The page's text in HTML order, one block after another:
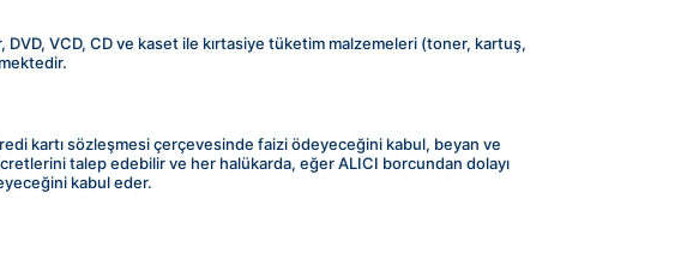
VCD, CD ve kaset ile kırtasiye tüketim malzemeleri (toner, kartuş,
kartı sözleşmesi çerçevesinde faizi ödeyeceğini kabul, beyan ve
talep edebilir ve her halükarda, eğer ALICI borcundan dolayı
kabul eder.